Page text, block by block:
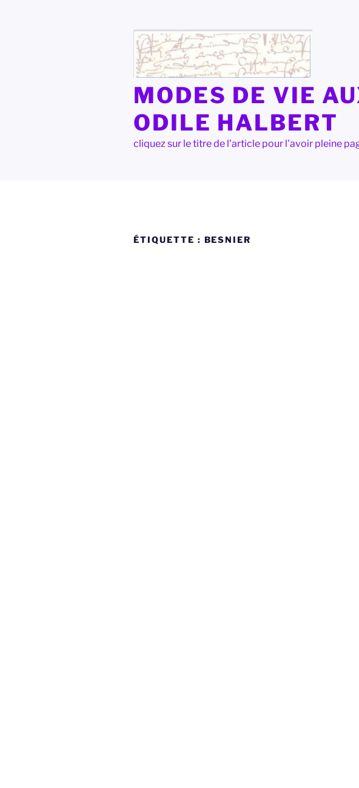
MODES DE VIE
ODILE HALBERT
cliquez sur le titre de l'article pour l'avoir pleine
ÉTIQUETTE : BESNIER